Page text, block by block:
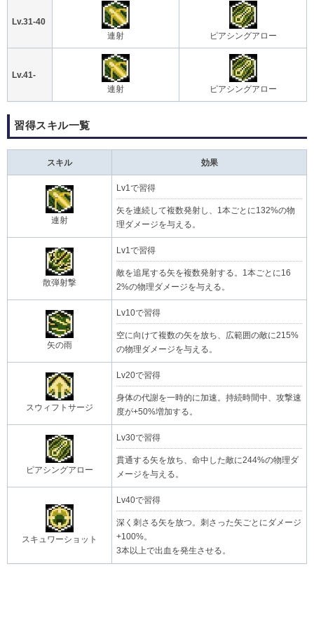
Lv.31-40
連射
ピアシングアロー
Lv.41-
連射
ピアシングアロー
習得スキル一覧
スキル 効果
連射
Lv1で習得
矢を連続して複数発射し、1本ごとに132%の物
理ダメージを与える。
散弾射撃
Lv1で習得
敵を追尾する矢を複数発射する。1本ごとに16
2%の物理ダメージを与える。
矢の雨
Lv10で習得
空に向けて複数の矢を放ち、広範囲の敵に215%
の物理ダメージを与える。
スウィフトサージ
Lv20で習得
身体の代謝を一時的に加速。持続時間中、攻撃速
度が+50%増加する。
ピアシングアロー
Lv30で習得
貫通する矢を放ち、命中した敵に244%の物理ダ
メージを与える。
スキュワーショット
Lv40で習得
深く刺さる矢を放つ。刺さった矢ごとにダメージ
+100%。
3本以上で出血を発生させる。